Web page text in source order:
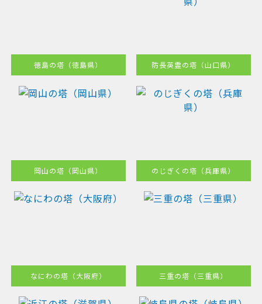
徳島の塔（徳島県） 防長英霊の塔（山口県）
岡山の塔（岡山県） のじぎくの塔（兵庫県）
なにわの塔（大阪府） 三重の塔（三重県）